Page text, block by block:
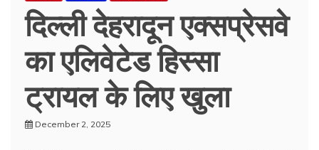
दिल्ली देहरादून एक्सप्रेसवे
का एलिवेटेड हिस्सा
ट्रायल के लिए खुला
December 2, 2025